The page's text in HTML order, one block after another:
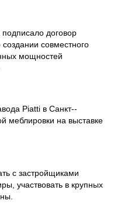
договор
совместного
мощностей
Piatti в Санкт-­
меблировки на выставке
с застройщиками
участвовать в крупных